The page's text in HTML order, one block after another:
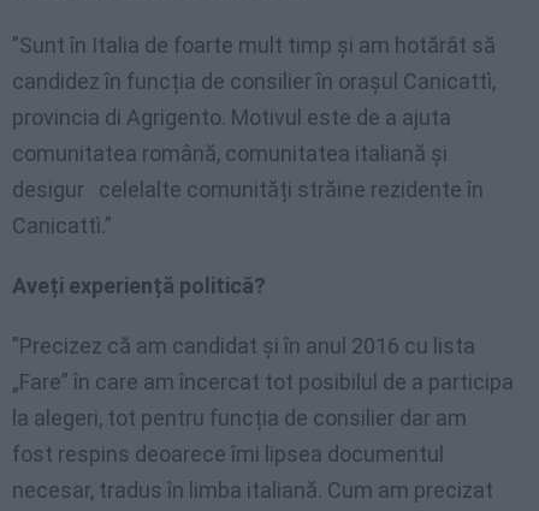
”Sunt în Italia de foarte mult timp și am hotărât să
candidez în funcția de consilier în orașul Canicattì,
provincia di Agrigento. Motivul este de a ajuta
comunitatea română, comunitatea italiană și
desigur celelalte comunități străine rezidente în
Canicattì.”
Aveți experiență politică?
”Precizez că am candidat și în anul 2016 cu lista
„Fare” în care am încercat tot posibilul de a participa
la alegeri, tot pentru funcția de consilier dar am
fost respins deoarece îmi lipsea documentul
necesar, tradus în limba italiană. Cum am precizat